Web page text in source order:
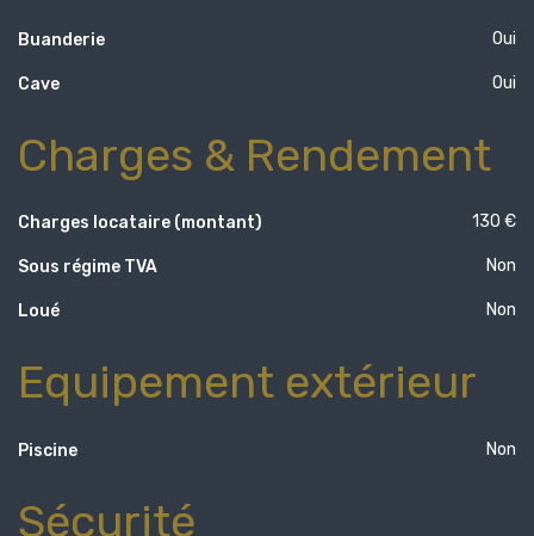
Buanderie Oui
Cave Oui
Charges & Rendement
Charges locataire (montant) 130 €
Sous régime TVA Non
Loué Non
Equipement extérieur
Piscine Non
Sécurité